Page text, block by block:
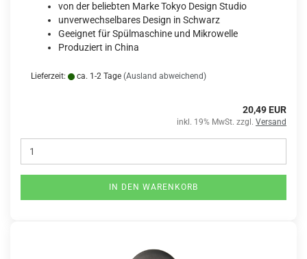
von der beliebten Marke Tokyo Design Studio
unverwechselbares Design in Schwarz
Geeignet für Spülmaschine und Mikrowelle
Produziert in China
Lieferzeit: ca. 1-2 Tage (Ausland abweichend)
20,49 EUR
inkl. 19% MwSt. zzgl. Versand
IN DEN WARENKORB